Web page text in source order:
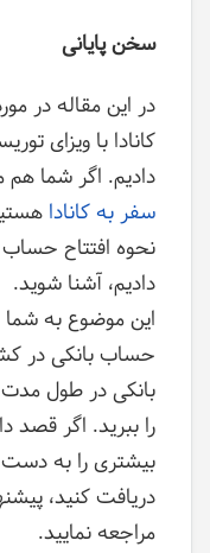
سخن پایانی
در این مقاله در
کانادا با ویزای
دادیم. اگر شما هم
سفر به کانادا
نحوه افتتاح
دادیم، آشنا شوید.
این موضوع به شما
حساب بانکی در
بانکی در طول مدت
را ببرید. اگر قصد
بیشتری را به دست
دریافت کنید،
مراجعه نمایید.